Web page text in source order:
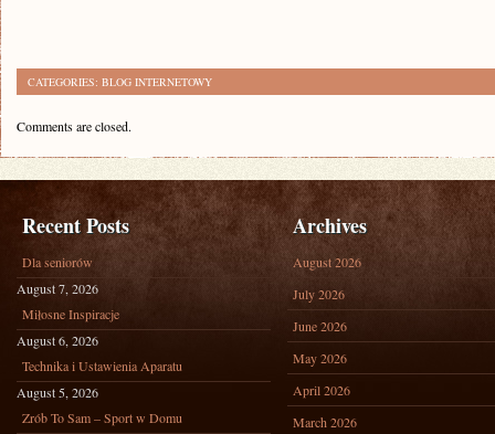
CATEGORIES: BLOG INTERNETOWY
Comments are closed.
Recent Posts
Dla seniorów
August 7, 2026
Miłosne Inspiracje
August 6, 2026
Technika i Ustawienia Aparatu
August 5, 2026
Zrób To Sam – Sport w Domu
Archives
August 2026
July 2026
June 2026
May 2026
April 2026
March 2026